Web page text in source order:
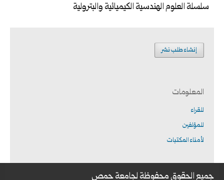
سلسلة العلوم الهندسية الكيميائية والبترولية
إنشاء طلب نشر
المعلومات
للقراء
للمؤلفين
لأمناء المكتبات
جميع الحقوق محفوظة لجامعة حمص